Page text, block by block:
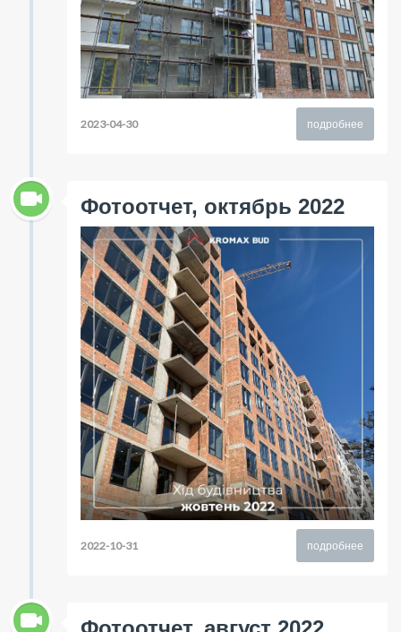
подробнее
2023-04-30
Фотоотчет, октябрь 2022
подробнее
2022-10-31